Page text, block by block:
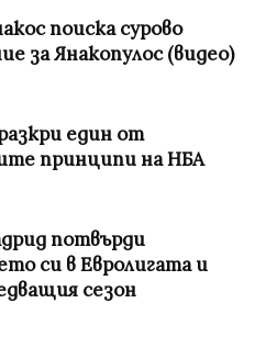
поиска сурово
за Янакопулос (видео)
един от
принципи на НБА
потвърди
си в Евролигата и
сезон